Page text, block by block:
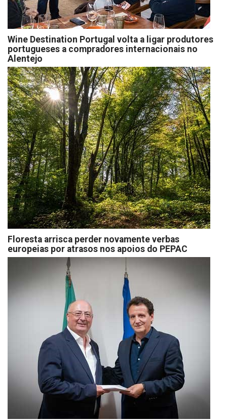
Wine Destination Portugal volta a ligar produtores
portugueses a compradores internacionais no
Alentejo
Floresta arrisca perder novamente verbas
europeias por atrasos nos apoios do PEPAC